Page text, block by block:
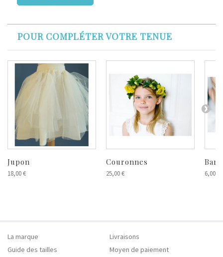
POUR COMPLÉTER VOTRE TENUE
Jupon
18,00 €
Couronnes
25,00 € 6,00 €
La marque
Livraisons
Guide des tailles
Moyen de paiement